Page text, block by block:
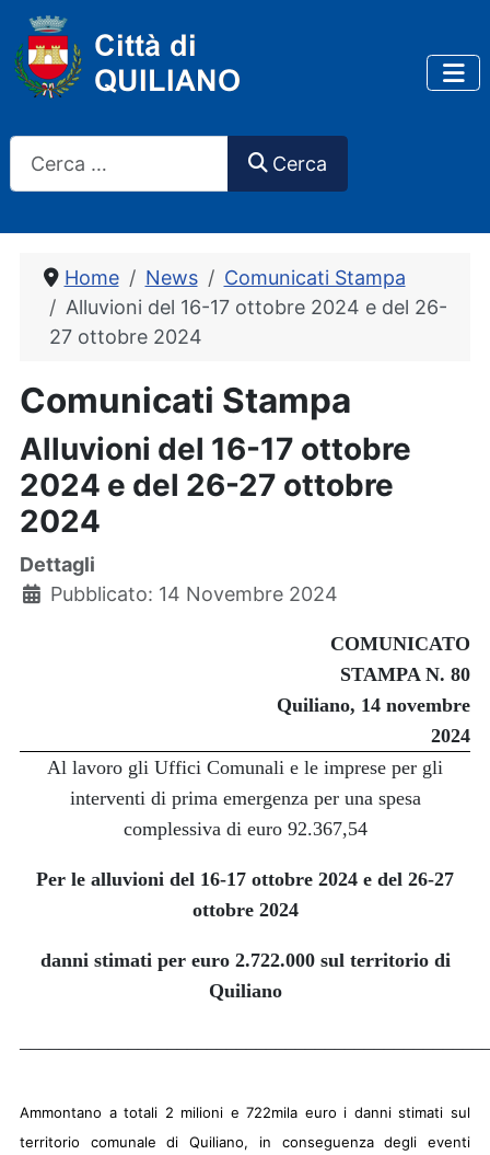
Cerca
Home News
Comunicati Stampa
Alluvioni del 16-17 ottobre 2024 e del 26-
27 ottobre 2024
Comunicati Stampa
Alluvioni del 16-17 ottobre
2024 e del 26-27 ottobre
2024
Dettagli
Pubblicato: 14 Novembre 2024
COMUNICATO
STAMPA N. 80
Quiliano, 14 novembre
2024
Al lavoro gli Uffici Comunali e le imprese per gli
interventi di prima emergenza per una spesa
complessiva di euro 92.367,54
Per le alluvioni del 16-17 ottobre 2024 e del 26-27
ottobre 2024
danni stimati per euro 2.722.000 sul territorio di
Quiliano
Ammontano a totali 2 milioni e 722mila euro i danni stimati sul
territorio comunale di Quiliano, in conseguenza degli eventi